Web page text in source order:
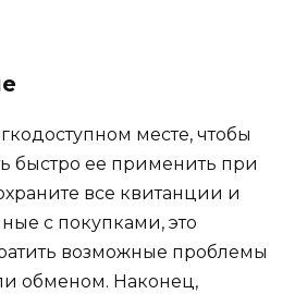
месте, чтобы
быстро ее применить при
все квитанции и
с покупками, это
возможные проблемы
обменом. Наконец,